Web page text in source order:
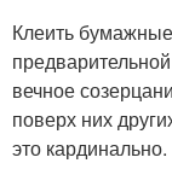
Клеить
вечное
поверх них
это